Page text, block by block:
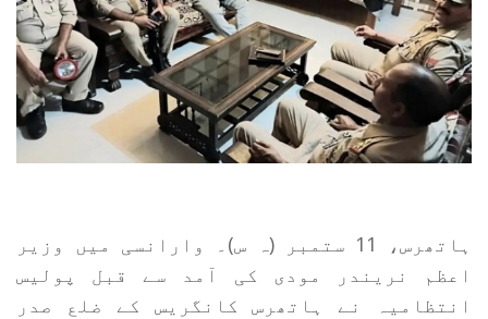
ہاتھرس، 11 ستمبر (ہ س)۔ وارانسی میں وزیر
اعظم نریندر مودی کی آمد سے قبل پولیس
انتظامیہ نے ہاتھرس کانگریس کے ضلع صدر